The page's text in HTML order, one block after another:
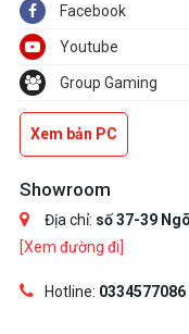
Facebook
Youtube
Group Gaming
Xem bản PC
Showroom
Địa chỉ: số 37-39
[Xem đường đi]
Hotline: 0334577086